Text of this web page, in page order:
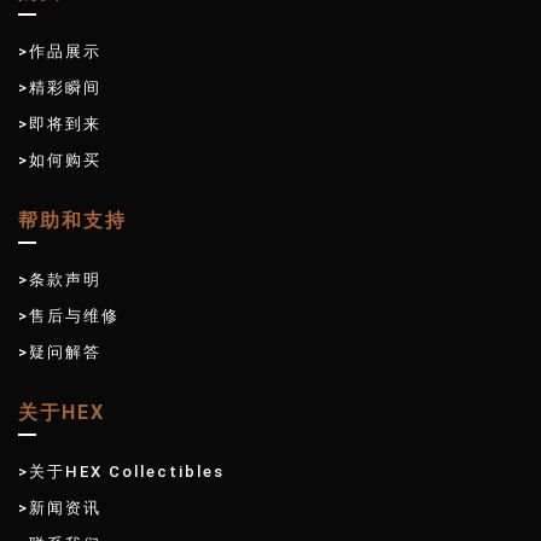
>作品展示
>精彩瞬间
>即将到来
>如何购买
帮助和支持
>条款声明
>售后与维修
>疑问解答
关于HEX
>关于HEX Collectibles
>新闻资讯